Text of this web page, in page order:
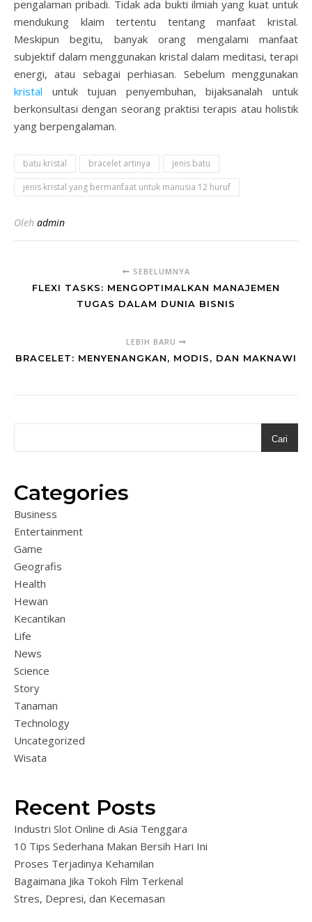
pengalaman pribadi. Tidak ada bukti ilmiah yang kuat untuk
mendukung klaim tertentu tentang manfaat kristal.
Meskipun begitu, banyak orang mengalami manfaat
subjektif dalam menggunakan kristal dalam meditasi, terapi
energi, atau sebagai perhiasan. Sebelum menggunakan
kristal untuk tujuan penyembuhan, bijaksanalah untuk
berkonsultasi dengan seorang praktisi terapis atau holistik
yang berpengalaman.
batu kristal bracelet artinya
jenis batu
jenis kristal yang bermanfaat untuk manusia 12 huruf
Oleh admin
SEBELUMNYA
FLEXI TASKS: MENGOPTIMALKAN MANAJEMEN
TUGAS DALAM DUNIA BISNIS
LEBIH BARU
BRACELET: MENYENANGKAN, MODIS, DAN MAKNAWI
Cari
Categories
Business
Entertainment
Game
Geografis
Health
Hewan
Kecantikan
Life
News
Science
Story
Tanaman
Technology
Uncategorized
Wisata
Recent Posts
Industri Slot Online di Asia Tenggara
10 Tips Sederhana Makan Bersih Hari Ini
Proses Terjadinya Kehamilan
Bagaimana Jika Tokoh Film Terkenal
Stres, Depresi, dan Kecemasan